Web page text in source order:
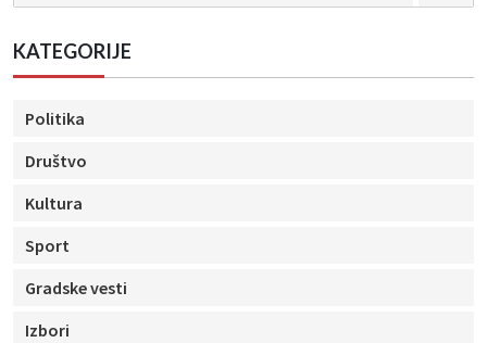
KATEGORIJE
Politika
Društvo
Kultura
Sport
Gradske vesti
Izbori